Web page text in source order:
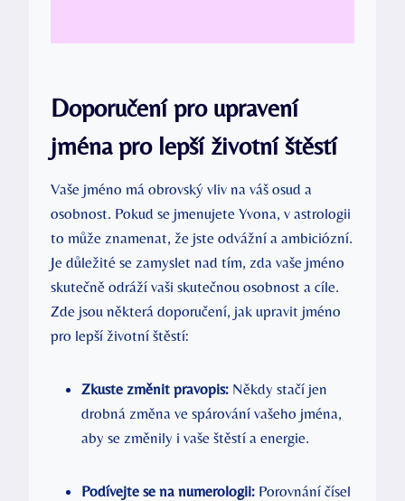
Doporučení pro upravení
jména pro lepší životní štěstí
Vaše jméno má obrovský vliv na váš osud a
osobnost. Pokud se jmenujete Yvona, v astrologii
to může znamenat, že jste odvážní a ambiciózní.
Je důležité se zamyslet nad tím, zda vaše jméno
skutečně odráží vaši skutečnou osobnost a cíle.
Zde jsou některá doporučení, jak upravit jméno
pro lepší životní štěstí:
Zkuste změnit pravopis: Někdy stačí jen
drobná změna ve spárování vašeho jména,
aby se změnily i vaše štěstí a energie.
Podívejte se na numerologii: Porovnání čísel